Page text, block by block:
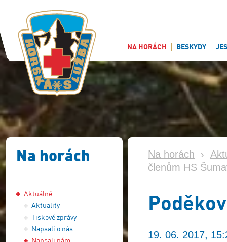
NA HORÁCH BESKYDY
Na horách
Aktuálně
Aktuality
Tiskové zprávy
Napsali o nás
Napsali nám
Na horách ›
členům HS
19. 06. 2017,